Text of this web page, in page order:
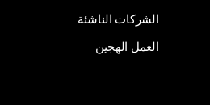
الشركات الناشئة
العمل الهجين